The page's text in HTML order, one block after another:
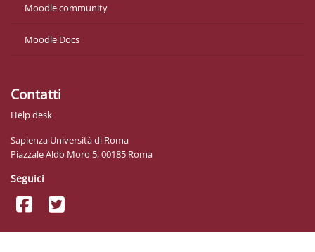
Moodle community
Moodle Docs
Contatti
Help desk
Sapienza Università di Roma
Piazzale Aldo Moro 5, 00185 Roma
Seguici